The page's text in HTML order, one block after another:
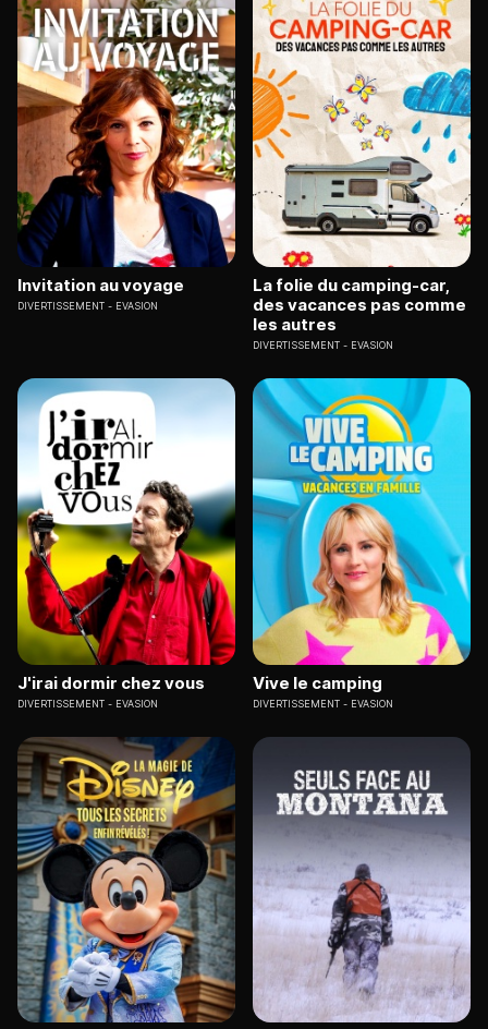
Invitation au voyage
DIVERTISSEMENT EVASION
La folie du camping-car,
des vacances pas comme
les autres
DIVERTISSEMENT EVASION
J'irai dormir chez vous
DIVERTISSEMENT EVASION
Vive le camping
DIVERTISSEMENT EVASION